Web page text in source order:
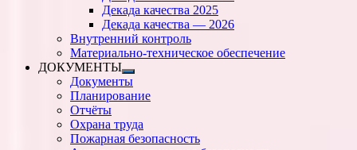
подменю
Декада качества 2025
Декада качества — 2026
Внутренний контроль
Материально-техническое обеспечение
ДОКУМЕНТЫ
Показать
подменю
Документы
Планирование
Отчёты
Охрана труда
Пожарная безопасность